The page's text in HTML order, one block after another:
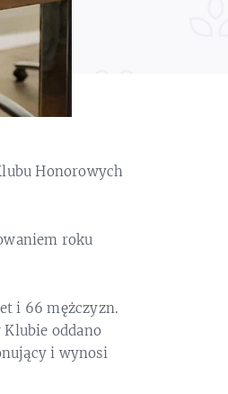
Honorowych
roku
i 66 mężczyzn.
oddano
i wynosi